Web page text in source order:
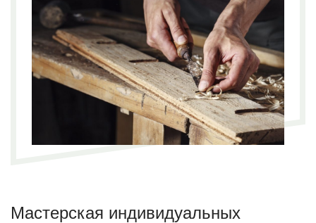
Мастерская индивидуальных